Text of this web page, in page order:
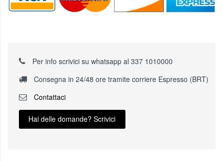
Per info scrivici su whatsapp al 337 1010000
Consegna in 24/48 ore tramite corriere Espresso (BRT)
Contattaci
Hai delle domande? Scrivici